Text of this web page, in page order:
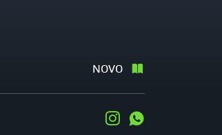
NOVO
Instagram